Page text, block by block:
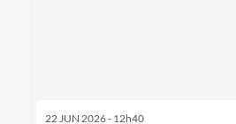
22 JUN 2026 - 12h40